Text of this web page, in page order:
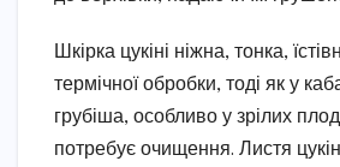
Шкірка цукіні ніжна, тонка,
термічної обробки, тоді як у
грубіша, особливо у зрілих
потребує очищення. Листя